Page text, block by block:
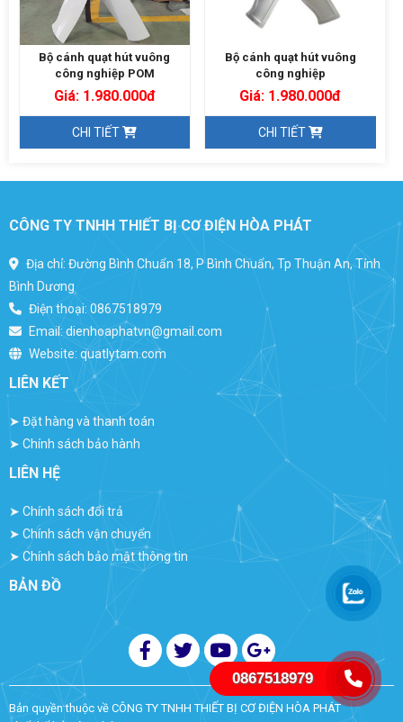
Bộ cánh quạt hút vuông
công nghiệp POM
Giá: 1.980.000đ
CHI TIẾT
Bộ cánh quạt hút vuông
công nghiệp
Giá: 1.980.000đ
CHI TIẾT
CÔNG TY TNHH THIẾT BỊ CƠ ĐIỆN HÒA PHÁT
Địa chỉ: Đường Bình Chuẩn 18, P Bình Chuẩn, Tp Thuận An, Tỉnh
Bình Dương
Điện thoại:0867518979
Email: dienhoaphatvn@gmail.com
Website: quatlytam.com
LIÊN KẾT
➤ Đặt hàng và thanh toán
➤ Chính sách bảo hành
LIÊN HỆ
➤ Chính sách đổi trả
➤ Chính sách vận chuyển
➤Chính sách bảo mật thông tin
BẢN ĐỒ
Bản quyền thuộc về CÔNG TY TNHH THIẾT BỊ CƠ ĐIỆN HÒA PHÁT
0867518979